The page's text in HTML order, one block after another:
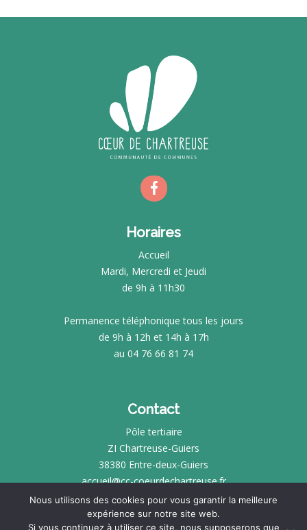
Horaires
Accueil
Mardi, Mercredi et Jeudi
de 9h à 11h30
Permanence téléphonique tous les jours
de 9h à 12h et 14h à 17h
au 04 76 66 81 74
Contact
Pôle tertiaire
ZI Chartreuse-Guiers
38380 Entre-deux-Guiers
accueil@cc-coeurdechartreuse.fr
INTRANET
Nous utilisons des cookies pour vous garantir la meilleure
expérience sur notre site web.
Si vous continuez à utiliser ce site, nous supposerons que